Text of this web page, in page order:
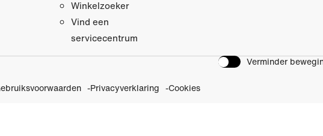
Winkelzoeker
Vind een
servicecentrum
Verminder
Privacyverklaring Cookies